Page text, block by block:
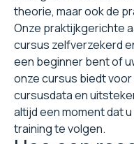
theorie, maar ook de
Onze praktijkgerichte
cursus zelfverzekerd
een beginner bent of
onze cursus biedt
cursusdata en
altijd een moment dat
training te volgen.